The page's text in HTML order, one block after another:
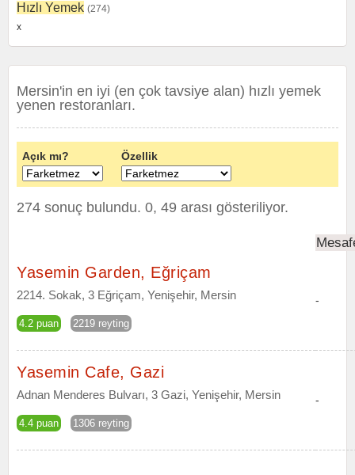
Hızlı Yemek (274)
x
Mersin'in en iyi (en çok tavsiye alan) hızlı yemek
yenen restoranları.
Açık mı? Özellik
274 sonuç bulundu. 0, 49 arası gösteriliyor.
Yasemin Garden, Eğriçam
2214. Sokak, 3 Eğriçam, Yenişehir, Mersin
4.2 puan 2219 reyting
-
Yasemin Cafe, Gazi
Adnan Menderes Bulvarı, 3 Gazi, Yenişehir, Mersin
4.4 puan 1306 reyting
-